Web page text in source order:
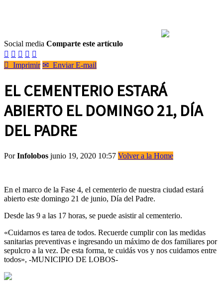
Social media Comparte este artículo
    
 Imprimir ✉ Enviar E-mail
EL CEMENTERIO ESTARÁ
ABIERTO EL DOMINGO 21, DÍA
DEL PADRE
PorInfolobos junio 19, 2020 10:57 Volver a la Home
En el marco de la Fase 4, el cementerio de nuestra ciudad estará
abierto este domingo 21 de junio, Día del Padre.
Desde las 9 a las 17 horas, se puede asistir al cementerio.
«Cuidarnos es tarea de todos. Recuerde cumplir con las medidas
sanitarias preventivas e ingresando un máximo de dos familiares por
sepulcro a la vez. De esta forma, te cuidás vos y nos cuidamos entre
todos», -MUNICIPIO DE LOBOS-